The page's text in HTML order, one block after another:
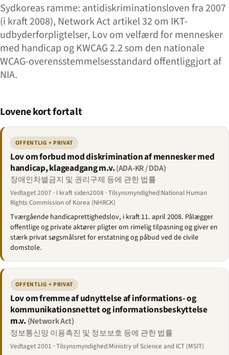
Sydkoreas ramme: anti­diskriminationsloven fra 2007
(i kraft 2008), Network Act artikel 32 om IKT-
udbyder­forpligtelser, Lov om velfærd for mennesker
med handicap og KWCAG 2.2 som den nationale
WCAG-overensstemmelses­standard offentliggjort af
NIA.
Lovene kort fortalt
OFFENTLIG + PRIVAT
Lov om forbud mod diskrimination af mennesker med
handicap, klageadgang m.v.(ADA-KR / DDA)
장애인차별금지 및 권리구제 등에 관한 법률
Vedtaget 2007 · I kraft siden2008 · Tilsynsmyndighed:National Human
Rights Commission of Korea (NHRCK)
Tværgående handicaprettigheds­lov, i kraft 11. april 2008. Pålægger
offentlige og private aktører pligter om rimelig tilpasning og giver en
stærk privat søgsmålsret for erstatning og påbud ved de civile
domstole.
OFFENTLIG + PRIVAT
Lov om fremme af udnyttelse af informations- og
kommunikationsnettet og informationsbeskyttelse
m.v. (Network Act)
정보통신망 이용촉진 및 정보보호 등에 관한 법률
Vedtaget 2001 · Tilsynsmyndighed:Ministry of Science and ICT (MSIT)